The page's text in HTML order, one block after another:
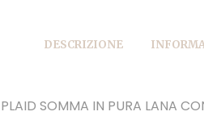
DESCRIZIONE
PLAID SOMMA IN PURA LANA